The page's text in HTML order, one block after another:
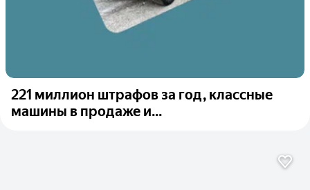
221 миллион штрафов за год, классные
машины в продаже и...